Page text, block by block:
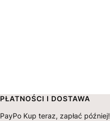
Linki w stopce
PŁATNOŚCI I DOSTAWA
PayPo Kup teraz, zapłać później!